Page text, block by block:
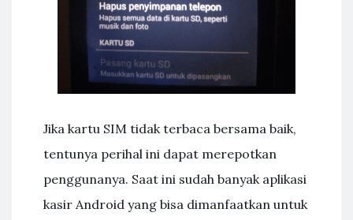
Jika kartu SIM tidak terbaca bersama baik,
tentunya perihal ini dapat merepotkan
penggunanya. Saat ini sudah banyak aplikasi
kasir Android yang bisa dimanfaatkan untuk